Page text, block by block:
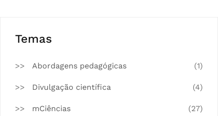
Temas
Abordagens pedagógicas (1)
Divulgação científica (4)
mCiências (27)